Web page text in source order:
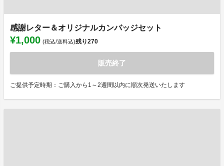
感謝レター＆オリジナルカンバッジセット
¥1,000 (税込/送料込)残り270
販売終了
ご提供予定時期：ご購入から1～2週間以内に順次発送いたします